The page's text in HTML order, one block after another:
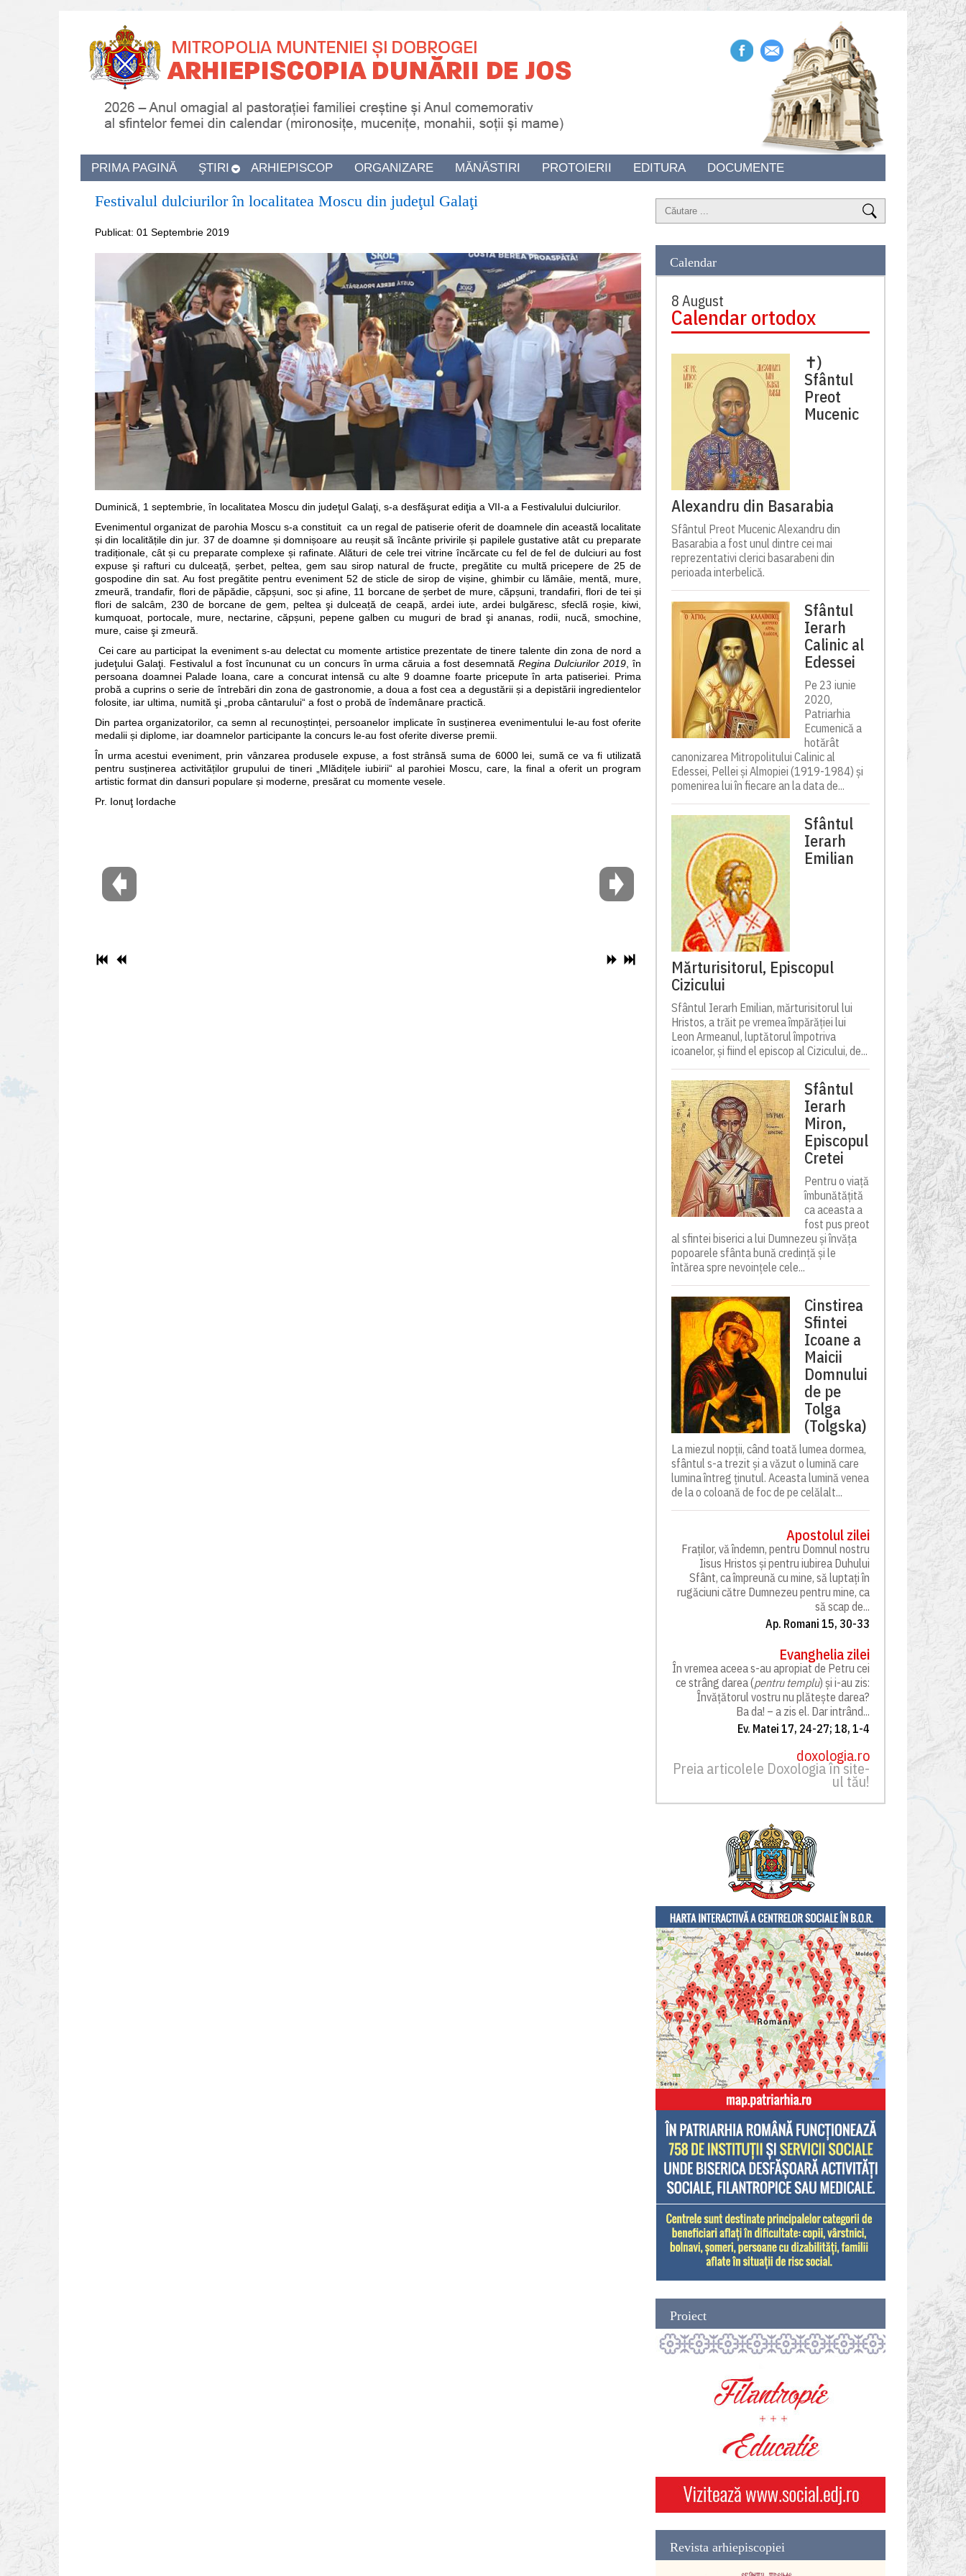
PRIMA PAGINĂ ŞTIRI ARHIEPISCOP ORGANIZARE MĂNĂSTIRI PROTOIERII EDITURA DOCUMENTE
Festivalul dulciurilor în localitatea Moscu din judeţul Galaţi
Publicat: 01 Septembrie 2019
Duminică, 1 septembrie, în localitatea Moscu din judeţul Galaţi, s-a desfăşurat ediţia a VII-a a Festivalului dulciurilor.
Evenimentul organizat de parohia Moscu s-a constituit ca un regal de patiserie oferit de doamnele din această localitate
și din localitățile din jur. 37 de doamne și domnișoare au reușit să încânte privirile și papilele gustative atât cu preparate
tradiționale, cât și cu preparate complexe și rafinate. Alături de cele trei vitrine încărcate cu fel de fel de dulciuri au fost
expuse şi rafturi cu dulceață, șerbet, peltea, gem sau sirop natural de fructe, pregătite cu multă pricepere de 25 de
gospodine din sat. Au fost pregătite pentru eveniment 52 de sticle de sirop de vișine, ghimbir cu lămâie, mentă, mure,
zmeură, trandafir, flori de păpădie, căpșuni, soc și afine, 11 borcane de șerbet de mure, căpșuni, trandafiri, flori de tei și
flori de salcâm, 230 de borcane de gem, peltea şi dulceață de ceapă, ardei iute, ardei bulgăresc, sfeclă roșie, kiwi,
kumquoat, portocale, mure, nectarine, căpșuni, pepene galben cu muguri de brad şi ananas, rodii, nucă, smochine,
mure, caise şi zmeură.
Cei care au participat la eveniment s-au delectat cu momente artistice prezentate de tinere talente din zona de nord a
judeţului Galaţi. Festivalul a fost încununat cu un concurs în urma căruia a fost desemnatăRegina Dulciurilor 2019, în
persoana doamnei Palade Ioana, care a concurat intensă cu alte 9 doamne foarte pricepute în arta patiseriei. Prima
probă a cuprins o serie de întrebări din zona de gastronomie, a doua a fost cea a degustării și a depistării ingredientelor
folosite, iar ultima, numită şi „proba cântarului“ a fost o probă de îndemânare practică.
Din partea organizatorilor, ca semn al recunoștinței, persoanelor implicate în susținerea evenimentului le-au fost oferite
medalii și diplome, iar doamnelor participante la concurs le-au fost oferite diverse premii.
În urma acestui eveniment, prin vânzarea produsele expuse, a fost strânsă suma de 6000 lei, sumă ce va fi utilizată
pentru susținerea activităților grupului de tineri „Mlădițele iubirii“ al parohiei Moscu, care, la final a oferit un program
artistic format din dansuri populare și moderne, presărat cu momente vesele.
Pr. Ionuţ Iordache
Calendar
8 August
Calendar ortodox
✝)
Sfântul
Preot
Mucenic
Alexandru din Basarabia
Sfântul Preot Mucenic Alexandru din
Basarabia a fost unul dintre cei mai
reprezentativi clerici basarabeni din
perioada interbelică.
Sfântul
Ierarh
Calinic al
Edessei
Pe 23 iunie
2020,
Patriarhia
Ecumenică a
hotărât
canonizarea Mitropolitului Calinic al
Edessei, Pellei și Almopiei (1919-1984) și
pomenirea lui în fiecare an la data de...
Sfântul
Ierarh
Emilian
Mărturisitorul, Episcopul
Cizicului
Sfântul Ierarh Emilian, mărturisitorul lui
Hristos, a trăit pe vremea împărăției lui
Leon Armeanul, luptătorul împotriva
icoanelor, și fiind el episcop al Cizicului, de...
Sfântul
Ierarh
Miron,
Episcopul
Cretei
Pentru o viață
îmbunătățită
ca aceasta a
fost pus preot
al sfintei biserici a lui Dumnezeu și învăța
popoarele sfânta bună credință și le
întărea spre nevoințele cele...
Cinstirea
Sfintei
Icoane a
Maicii
Domnului
de pe
Tolga
(Tolgska)
La miezul nopții, când toată lumea dormea,
sfântul s-a trezit și a văzut o lumină care
lumina întreg ținutul. Aceasta lumină venea
de la o coloană de foc de pe celălalt...
Apostolul zilei
Fraților, vă îndemn, pentru Domnul nostru
Iisus Hristos și pentru iubirea Duhului
Sfânt, ca împreună cu mine, să luptați în
rugăciuni către Dumnezeu pentru mine, ca
să scap de...
Ap. Romani 15, 30-33
Evanghelia zilei
În vremea aceea s-au apropiat de Petru cei
ce strâng darea (pentru templu) și i-au zis:
Învățătorul vostru nu plătește darea?
Ba da! – a zis el. Dar intrând...
Ev. Matei 17, 24-27; 18, 1-4
doxologia.ro
Preia articolele Doxologia în site-
ul tău!
Proiect
Revista arhiepiscopiei